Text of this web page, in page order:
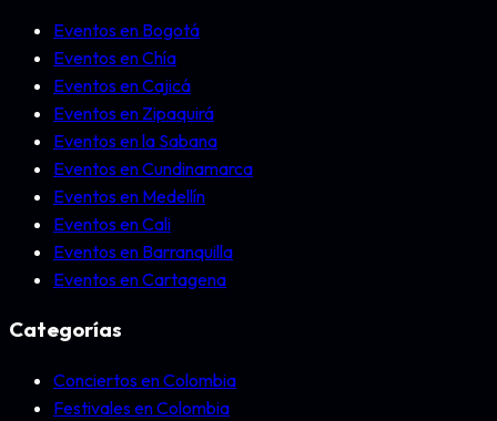
Eventos en Bogotá
Eventos en Chía
Eventos en Cajicá
Eventos en Zipaquirá
Eventos en la Sabana
Eventos en Cundinamarca
Eventos en Medellín
Eventos en Cali
Eventos en Barranquilla
Eventos en Cartagena
Categorías
Conciertos en Colombia
Festivales en Colombia